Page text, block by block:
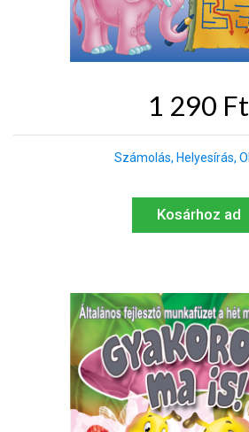
1 290 Ft
Számolás, Helyesírás,
Kosárhoz ad